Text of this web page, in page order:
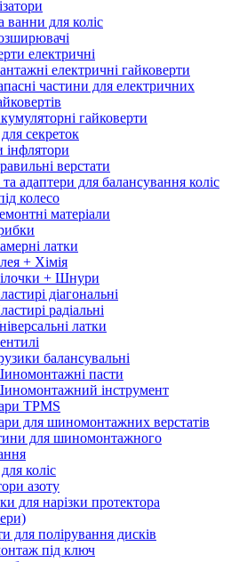
ванни для коліс
електричні
електричні гайковерти
частини для електричних
гайковерти
для секреток
інфлятори
верстати
адаптери для балансування коліс
колесо
матеріали
латки
+ Хімія
+ Шнури
діагональні
радіальні
латки
балансувальні
пасти
інструмент
TPMS
для шиномонтажних верстатів
для шиномонтажного
коліс
азоту
для нарізки протектора
для полірування дисків
під ключ